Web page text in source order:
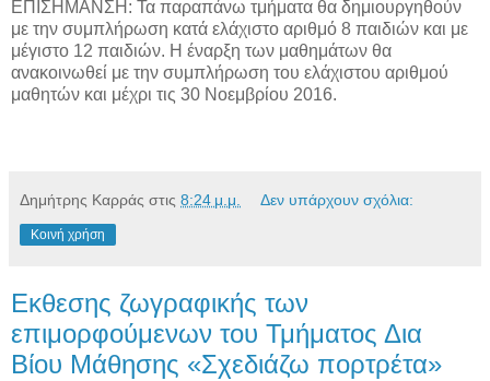
ΕΠΙΣΗΜΑΝΣΗ: Τα παραπάνω τμήματα θα δημιουργηθούν
με την συμπλήρωση κατά ελάχιστο αριθμό 8 παιδιών και με
μέγιστο 12 παιδιών. Η έναρξη των μαθημάτων θα
ανακοινωθεί με την συμπλήρωση του ελάχιστου αριθμού
μαθητών και μέχρι τις 30 Νοεμβρίου 2016.
Δημήτρης Καρράς στις 8:24 μ.μ. Δεν υπάρχουν σχόλια:
Κοινή χρήση
Eκθεσης ζωγραφικής των
επιμορφούμενων του Τμήματος Δια
Βίου Μάθησης «Σχεδιάζω πορτρέτα»